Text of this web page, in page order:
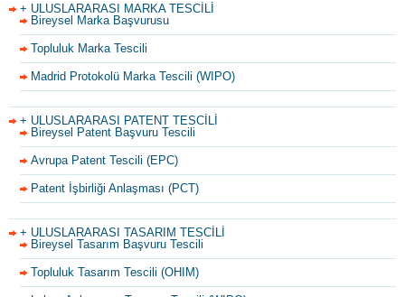
+ ULUSLARARASI MARKA TESCİLİ
Bireysel Marka Başvurusu
Topluluk Marka Tescili
Madrid Protokolü Marka Tescili (WIPO)
+ ULUSLARARASI PATENT TESCİLİ
Bireysel Patent Başvuru Tescili
Avrupa Patent Tescili (EPC)
Patent İşbirliği Anlaşması (PCT)
+ ULUSLARARASI TASARIM TESCİLİ
Bireysel Tasarım Başvuru Tescili
Topluluk Tasarım Tescili (OHIM)